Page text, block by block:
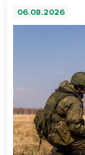
06.08.2026